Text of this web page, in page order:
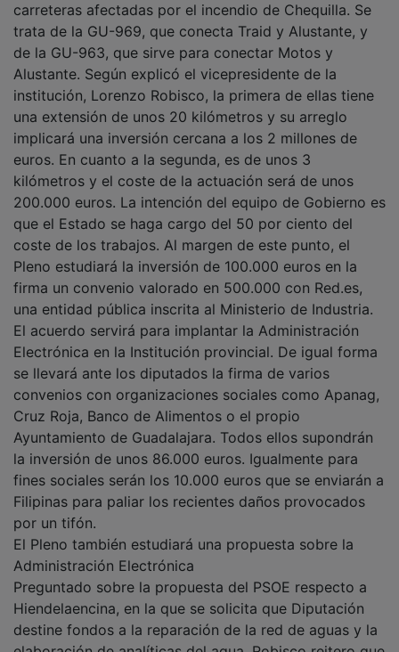
carreteras afectadas por el incendio de Chequilla. Se
trata de la GU-969, que conecta Traid y Alustante, y
de la GU-963, que sirve para conectar Motos y
Alustante. Según explicó el vicepresidente de la
institución, Lorenzo Robisco, la primera de ellas tiene
una extensión de unos 20 kilómetros y su arreglo
implicará una inversión cercana a los 2 millones de
euros. En cuanto a la segunda, es de unos 3
kilómetros y el coste de la actuación será de unos
200.000 euros. La intención del equipo de Gobierno es
que el Estado se haga cargo del 50 por ciento del
coste de los trabajos. Al margen de este punto, el
Pleno estudiará la inversión de 100.000 euros en la
firma un convenio valorado en 500.000 con Red.es,
una entidad pública inscrita al Ministerio de Industria.
El acuerdo servirá para implantar la Administración
Electrónica en la Institución provincial. De igual forma
se llevará ante los diputados la firma de varios
convenios con organizaciones sociales como Apanag,
Cruz Roja, Banco de Alimentos o el propio
Ayuntamiento de Guadalajara. Todos ellos supondrán
la inversión de unos 86.000 euros. Igualmente para
fines sociales serán los 10.000 euros que se enviarán a
Filipinas para paliar los recientes daños provocados
por un tifón.
El Pleno también estudiará una propuesta sobre la
Administración Electrónica
Preguntado sobre la propuesta del PSOE respecto a
Hiendelaencina, en la que se solicita que Diputación
destine fondos a la reparación de la red de aguas y la